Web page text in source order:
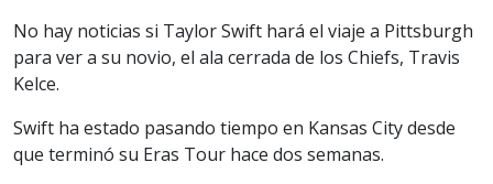
No hay noticias si Taylor Swift hará el viaje a Pittsburgh
para ver a su novio, el ala cerrada de los Chiefs, Travis
Kelce.
Swift ha estado pasando tiempo en Kansas City desde
que terminó su Eras Tour hace dos semanas.